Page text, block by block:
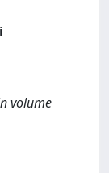
volume